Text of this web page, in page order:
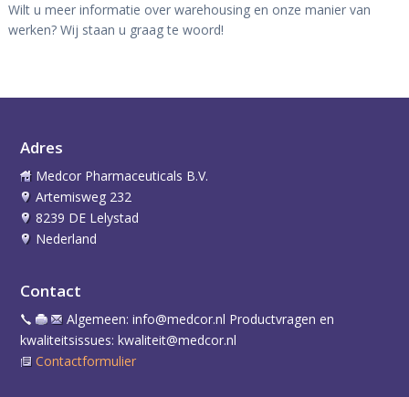
Wilt u meer informatie over warehousing en onze manier van
werken? Wij staan u graag te woord!
Adres
Medcor Pharmaceuticals B.V.
Artemisweg 232
8239 DE Lelystad
Nederland
Contact
Algemeen: info@medcor.nl Productvragen en
kwaliteitsissues: kwaliteit@medcor.nl
Contactformulier